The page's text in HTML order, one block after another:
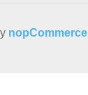
nopCommerce